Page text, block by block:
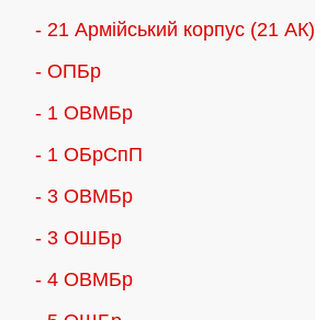
- 21 Армійський корпус (21 АК)
- ОПБр
- 1 ОВМБр
- 1 ОБрСпП
- 3 ОВМБр
- 3 ОШБр
- 4 ОВМБр